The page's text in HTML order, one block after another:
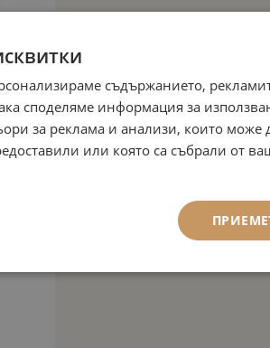
съдържанието,
споделяме информация за
за реклама и анализи, които може
или която са събрали от